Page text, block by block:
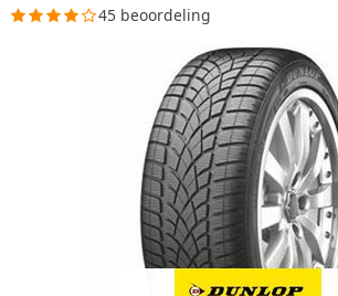
45 beoordeling